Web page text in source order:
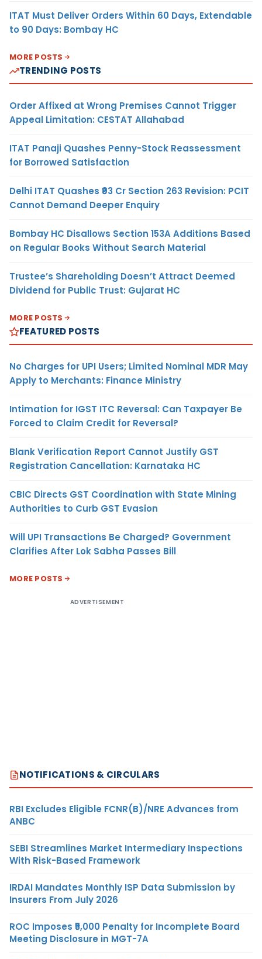
ITAT Must Deliver Orders Within 60 Days, Extendable
to 90 Days: Bombay HC
MORE POSTS
TRENDING POSTS
Order Affixed at Wrong Premises Cannot Trigger
Appeal Limitation: CESTAT Allahabad
ITAT Panaji Quashes Penny-Stock Reassessment
for Borrowed Satisfaction
Delhi ITAT Quashes ₹93 Cr Section 263 Revision: PCIT
Cannot Demand Deeper Enquiry
Bombay HC Disallows Section 153A Additions Based
on Regular Books Without Search Material
Trustee’s Shareholding Doesn’t Attract Deemed
Dividend for Public Trust: Gujarat HC
MORE POSTS
FEATURED POSTS
No Charges for UPI Users; Limited Nominal MDR May
Apply to Merchants: Finance Ministry
Intimation for IGST ITC Reversal: Can Taxpayer Be
Forced to Claim Credit for Reversal?
Blank Verification Report Cannot Justify GST
Registration Cancellation: Karnataka HC
CBIC Directs GST Coordination with State Mining
Authorities to Curb GST Evasion
Will UPI Transactions Be Charged? Government
Clarifies After Lok Sabha Passes Bill
MORE POSTS
ADVERTISEMENT
NOTIFICATIONS & CIRCULARS
RBI Excludes Eligible FCNR(B)/NRE Advances from
ANBC
SEBI Streamlines Market Intermediary Inspections
With Risk-Based Framework
IRDAI Mandates Monthly ISP Data Submission by
Insurers From July 2026
ROC Imposes ₹5,000 Penalty for Incomplete Board
Meeting Disclosure in MGT-7A